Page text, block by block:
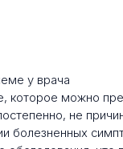
которое можно
не
болезненных